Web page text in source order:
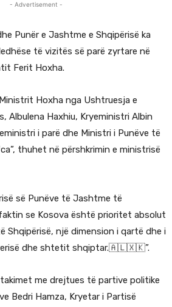
- Advertisement -
Punër e Jashtme e Shqipërisë ka
të vizitës së parë zyrtare në
Ferit Hoxha.
Hoxha nga Ushtruesja e
Albulena Haxhiu, Kryeministri Albin
i parë dhe Ministri i Punëve të
thuhet në përshkrimin e ministrisë
së Punëve të Jashtme të
se Kosova është prioritet absolut
Shqipërisë, një dimension i qartë dhe i
dhe shtetit shqiptar.🇦🇱🇽🇰”.
me drejtues të partive politike
Bedri Hamza, Kryetar i Partisë